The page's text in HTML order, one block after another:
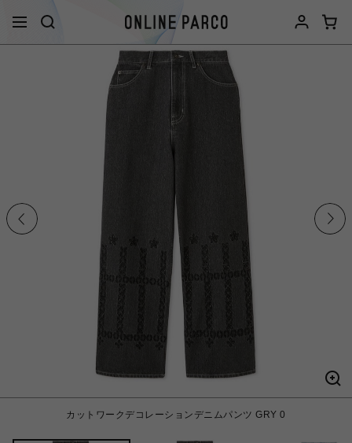
カットワークデコレーションデニムパンツ GRY 0